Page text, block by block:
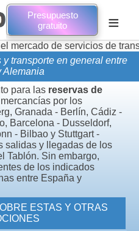
Presupuesto
gratuito
≡
servicios de transporte de
transporte en general entre
Alemania
para las reservas de
por los
Granada - Berlín, Cádiz -
Barcelona - Dusseldorf,
- Bilbao y Stuttgart -
salidas y llegadas de los
Tablón. Sin embargo,
de los indicados
entre España y
ESTAS Y OTRAS